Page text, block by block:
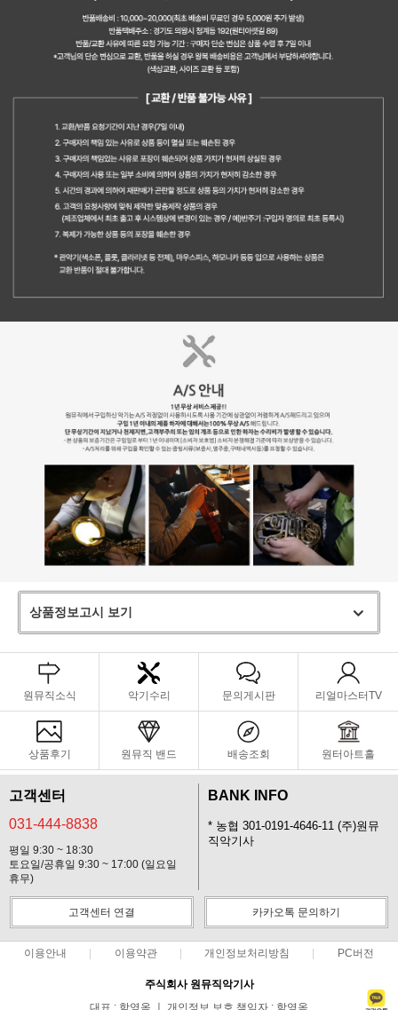
상품정보고시 보기
원뮤직소식 악기수리 문의게시판 리얼마스터TV
상품후기 원뮤직 밴드 배송조회 원터아트홀
고객센터
031-444-8838
평일 9:30 ~ 18:30
토요일/공휴일 9:30 ~ 17:00 (일요일
휴무)
BANK INFO
* 농협 301-0191-4646-11 (주)원뮤
직악기사
고객센터 연결 카카오톡 문의하기
이용안내 이용약관 개인정보처리방침 PC버전
주식회사 원뮤직악기사